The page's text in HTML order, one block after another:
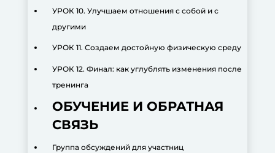
УРОК 10. Улучшаем отношения с собой и с
другими
УРОК 11. Создаем достойную физическую среду
УРОК 12. Финал: как углублять изменения после
тренинга
ОБУЧЕНИЕ И ОБРАТНАЯ
СВЯЗЬ
Группа обсуждений для участниц